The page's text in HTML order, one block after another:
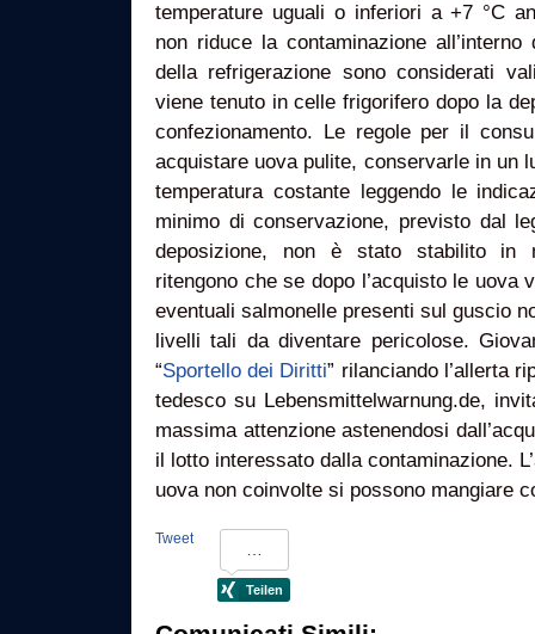
temperature uguali o inferiori a +7 °C
non riduce la contaminazione
della refrigerazione sono considerati
viene tenuto in celle frigorifero dopo la
confezionamento. Le regole per il
acquistare uova pulite, conservarle in un
temperatura costante leggendo le
minimo di conservazione, previsto dal
deposizione, non è stato stabilito in
ritengono che se dopo l’acquisto le uova
eventuali salmonelle presenti sul guscio
livelli tali da diventare pericolose.
“Sportello dei Diritti” rilanciando l’allerta
tedesco su Lebensmittelwarnung.de,
massima attenzione astenendosi
il lotto interessato dalla contaminazione.
uova non coinvolte si possono mangiare
Tweet